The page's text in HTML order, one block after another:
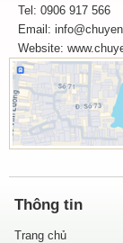
Tel: 0906 917 566
Email:
Website:
Thông tin
Trang chủ